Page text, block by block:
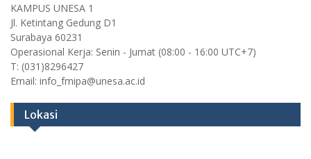
KAMPUS UNESA 1
Jl. Ketintang Gedung D1
Surabaya 60231
Operasional Kerja: Senin - Jumat (08:00 - 16:00 UTC+7)
T: (031)8296427
Email: info_fmipa@unesa.ac.id
Lokasi